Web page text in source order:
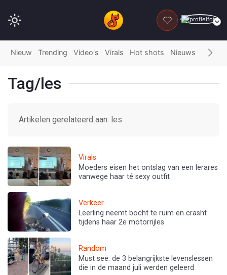
DONEER
Nieuw Trending Video's Virals Hot shots Nieuws Fails
Tag/les
Artikelen gerelateerd aan: les
Virals
Moeders eisen het ontslag van een lerares
vanwege haar té sexy outfit
Verkeer
Leerling neemt bocht te ruim en crasht
tijdens haar 2e motorrijles
Random
Must see: de 3 belangrijkste levenslessen
die in de maand juli werden geleerd